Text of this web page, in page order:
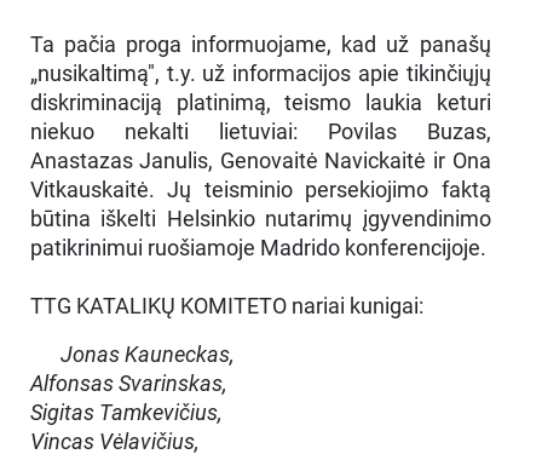
Ta pačia proga informuojame, kad už panašų
„nusikaltimą", t.y. už informacijos apie tikinčiųjų
diskriminaciją platinimą, teismo laukia keturi
niekuo nekalti lietuviai: Povilas Buzas,
Anastazas Janulis, Genovaitė Navickaitė ir Ona
Vitkauskaitė. Jų teisminio persekiojimo faktą
būtina iškelti Helsinkio nutarimų įgyvendinimo
patikrinimui ruošiamoje Madrido konferencijoje.
TTG KATALIKŲ KOMITETO nariai kunigai:
Jonas Kauneckas,
Alfonsas Svarinskas,
Sigitas Tamkevičius,
Vincas Vėlavičius,